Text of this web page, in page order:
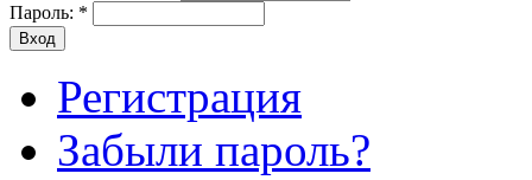
Пароль: *
Регистрация
Забыли пароль?